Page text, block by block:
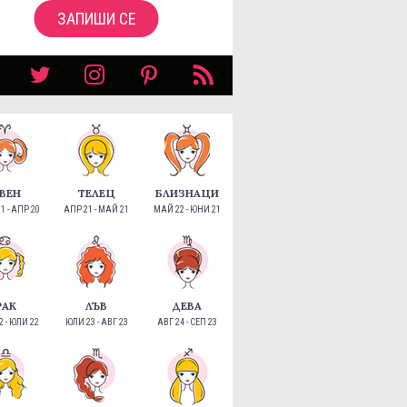
ЗАПИШИ СЕ
- АПР 20
ТЕЛЕЦ
АПР 21 - МАЙ 21
БЛИЗНАЦИ
МАЙ 22 - ЮНИ 21
- ЮЛИ 22
ЛЪВ
ЮЛИ 23 - АВГ 23
ДЕВА
АВГ 24 - СЕП 23